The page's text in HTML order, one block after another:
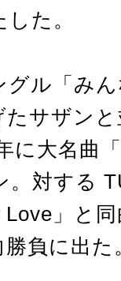
た。
グル「み
たサザン
大名曲
。対する
」と
負に出た